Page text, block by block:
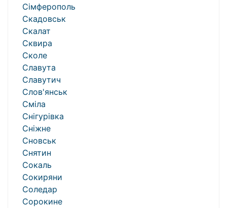
Сімферополь
Скадовськ
Скалат
Сквира
Сколе
Славута
Славутич
Слов'янськ
Сміла
Снігурівка
Сніжне
Сновськ
Снятин
Сокаль
Сокиряни
Соледар
Сорокине